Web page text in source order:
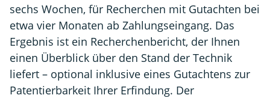
sechs Wochen, für Recherchen mit Gutachten bei
etwa vier Monaten ab Zahlungseingang. Das
Ergebnis ist ein Recherchenbericht, der Ihnen
einen Überblick über den Stand der Technik
liefert – optional inklusive eines Gutachtens zur
Patentierbarkeit Ihrer Erfindung. Der